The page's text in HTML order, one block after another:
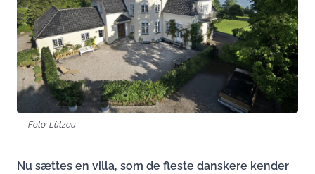
Foto: Lützau
Nu sættes en villa, som de fleste danskere kender